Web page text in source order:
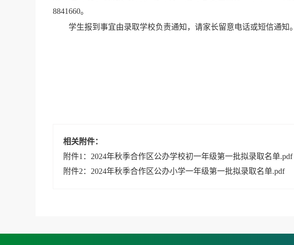
8841660。
学生报到事宜由录取学校负责通知，请家长留意电话或短信通知。
相关附件：
附件1：2024年秋季合作区公办学校初一年级第一批拟录取名单.pdf
附件2：2024年秋季合作区公办小学一年级第一批拟录取名单.pdf